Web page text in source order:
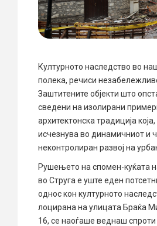
Културното наследство во
полека, речиси
Заштитените објекти што
сведени на изолирани
архитектонска традиција
исчезнува во динамичниот и
неконтролиран развој на
Рушењето на спомен-куќата
во Струга е уште еден
однос кон културното
лоцирана на улицата Браќа
16, се наоѓаше веднаш